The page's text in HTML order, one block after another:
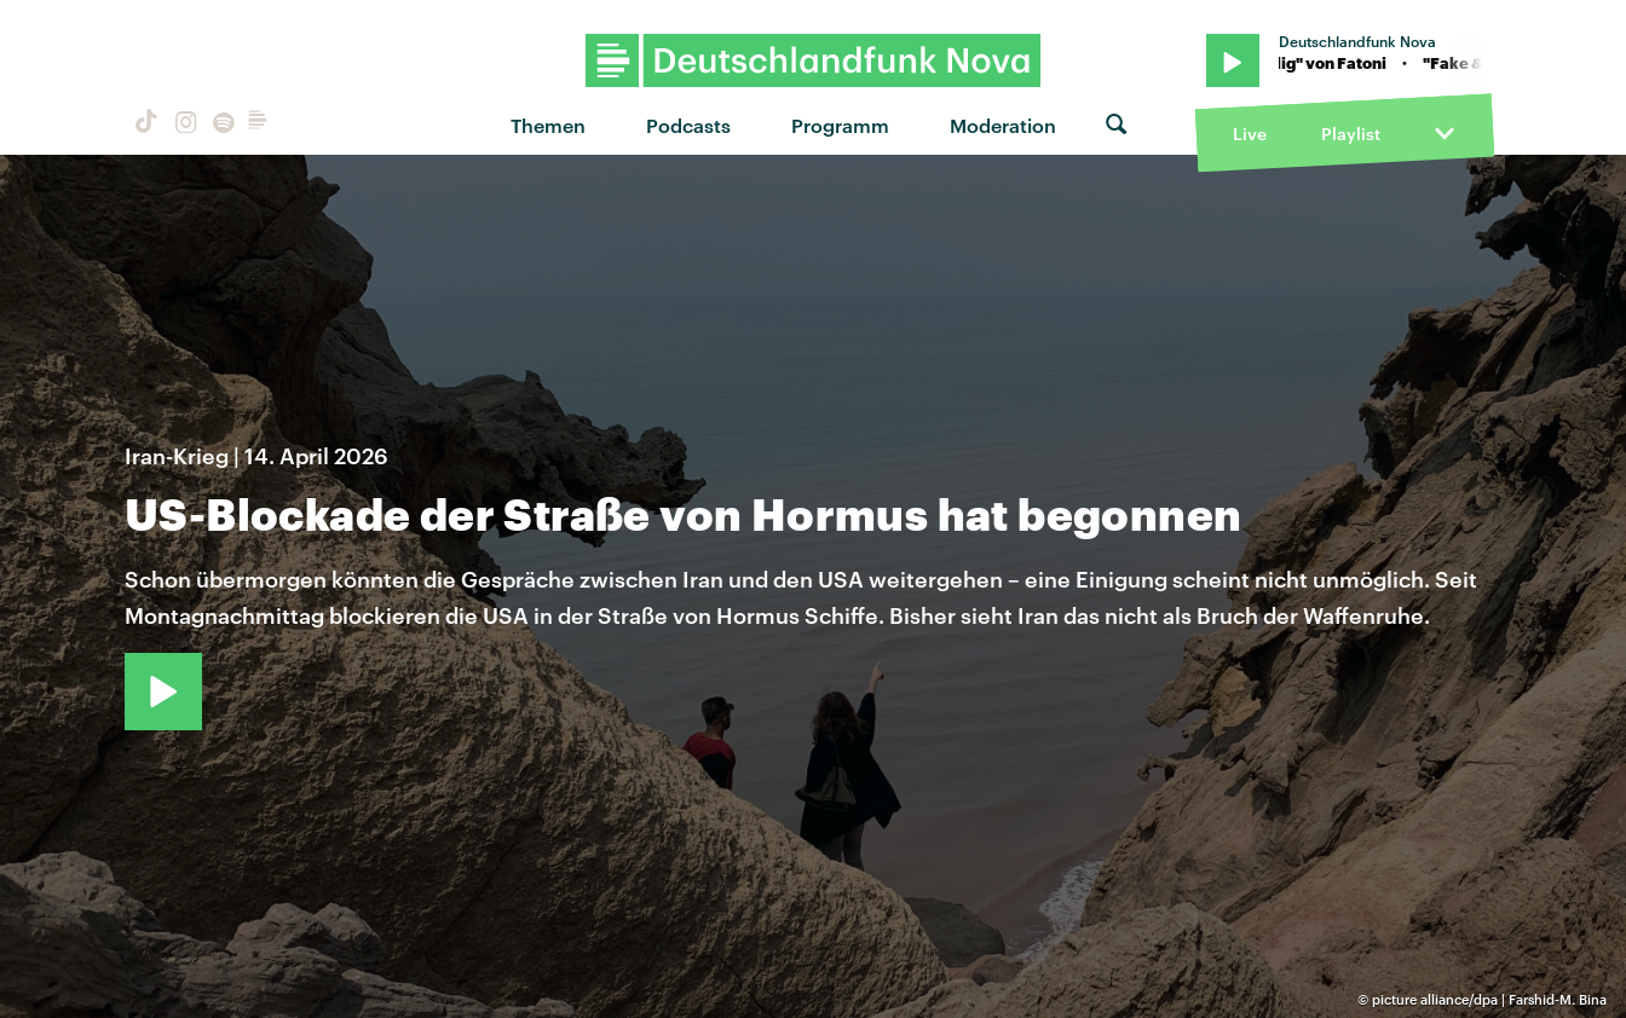
Themen Podcasts Programm Moderation
Deutschlandfunk Nova
"Fake & billig" von Fatoni · "Fake & billig" von Fatoni · "Fake & billig" von Fatoni
Live Playlist
© picture alliance/dpa | Farshid-M. Bina
Iran-Krieg | 14. April 2026
US-Blockade der Straße von Hormus hat begonnen
Schon übermorgen könnten die Gespräche zwischen Iran und den USA weitergehen – eine Einigung scheint nicht unmöglich. Seit
Montagnachmittag blockieren die USA in der Straße von Hormus Schiffe. Bisher sieht Iran das nicht als Bruch der Waffenruhe.